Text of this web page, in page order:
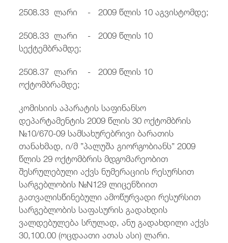
2508.33 ლარი - 2009 წლის 10 აგვისტომდე;
2508.33 ლარი - 2009 წლის 10
სექტემბრამდე;
2508.37 ლარი - 2009 წლის 10
ოქტომბრამდე;
კომისიის აპარატის საფინანსო
დეპარტამენტის 2009 წლის 30 ოქტომბრის
№10/670-09 სამსახურებრივი ბარათის
თანახმად, ი/მ ”პალუშა გიორგობიანს” 2009
წლის 29 ოქტომბრის მდგომარეობით
შესრულებული აქვს ნუმერაციის რესურსით
სარგებლობის №N129 ლიცენზიით
გათვალისწინებული ამოწურვადი რესურსით
სარგებლობის საფასურის გადახდის
ვალდებულება სრულად, ანუ გადახდილი აქვს
30,100.00 (ოცდაათი ათას ასი) ლარი.